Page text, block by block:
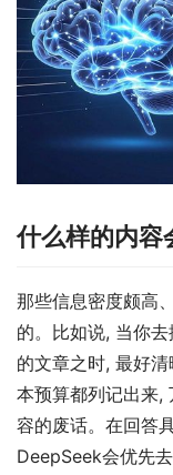
什么样的内容
那些信息密度颇高
的。比如说, 当你
的文章之时, 最好
本预算都列记出来,
容的废话。在回答
DeepSeek会优先